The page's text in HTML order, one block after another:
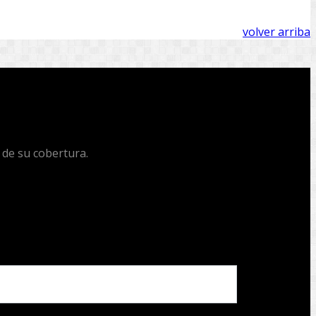
volver arriba
su cobertura.